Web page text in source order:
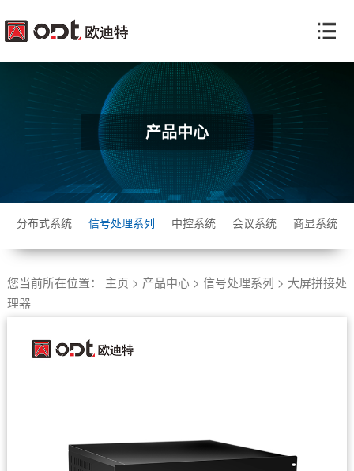
产品中心
分布式系统 信号处理系列 中控系统 会议系统 商显系统
您当前所在位置： 主页 > 产品中心> 信号处理系列 > 大屏拼接处
理器